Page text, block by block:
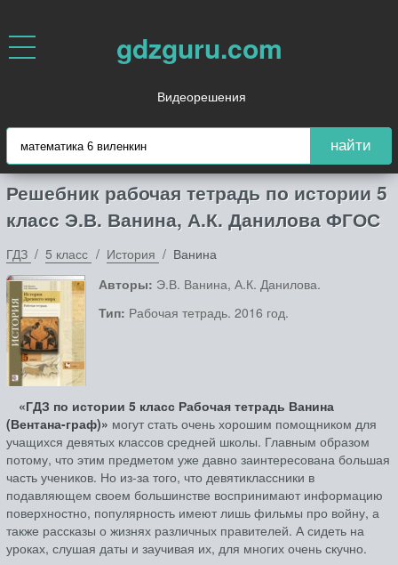
gdzguru.com
Видеорешения
найти
Решебник рабочая тетрадь по истории 5
класс Э.В. Ванина, А.К. Данилова ФГОС
ГДЗ 5 класс История
Ванина
Авторы: Э.В. Ванина, А.К. Данилова.
Тип: Рабочая тетрадь. 2016 год.
«ГДЗ по истории 5 класс Рабочая тетрадь Ванина
(Вентана-граф)» могут стать очень хорошим помощником для
учащихся девятых классов средней школы. Главным образом
потому, что этим предметом уже давно заинтересована большая
часть учеников. Но из-за того, что девятиклассники в
подавляющем своем большинстве воспринимают информацию
поверхностно, популярность имеют лишь фильмы про войну, а
также рассказы о жизнях различных правителей. А сидеть на
уроках, слушая даты и заучивая их, для многих очень скучно.